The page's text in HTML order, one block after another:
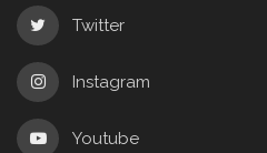
Twitter
Instagram
Youtube